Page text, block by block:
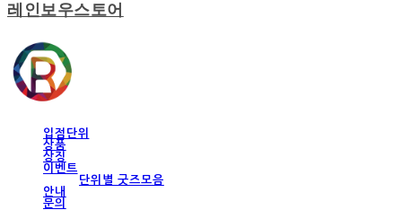
레인보우스토어
입점단위
상품
상징
이벤트
단위별 굿즈모음
안내
문의